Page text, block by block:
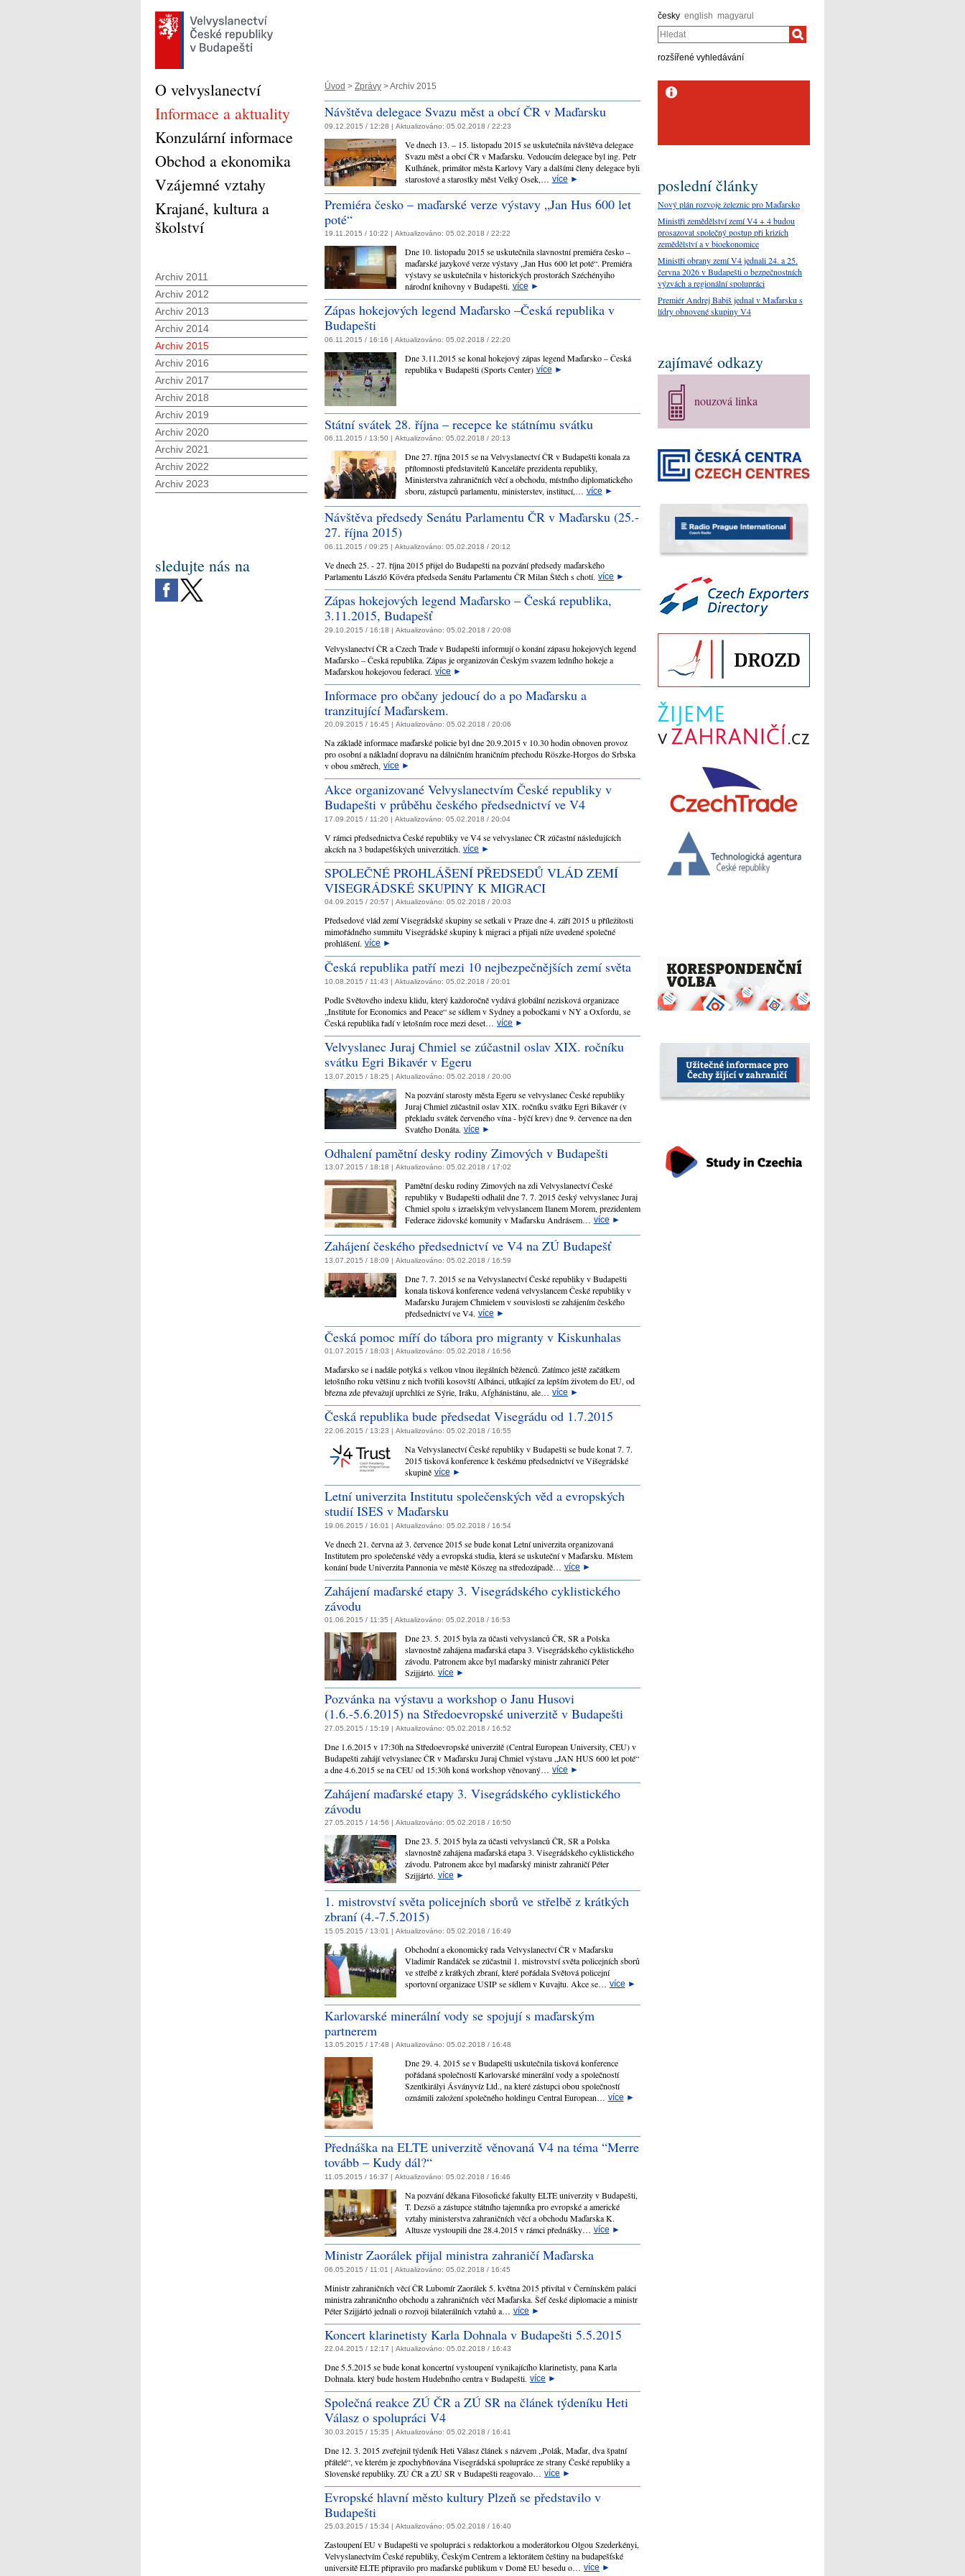
česky english magyarul
Hledat
rozšířené vyhledávání
Úvod > Zprávy > Archiv 2015
Návštěva delegace Svazu měst a obcí ČR v Maďarsku
09.12.2015 / 12:28 | Aktualizováno: 05.02.2018 / 22:23
Ve dnech 13. – 15. listopadu 2015 se uskutečnila návštěva delegace
Svazu měst a obcí ČR v Maďarsku. Vedoucím delegace byl ing. Petr
Kulhánek, primátor města Karlovy Vary a dalšími členy delegace byli
starostové a starostky měst Velký Osek,… více ►
Premiéra česko – maďarské verze výstavy „Jan Hus 600 let
poté“
19.11.2015 / 10:22 | Aktualizováno: 05.02.2018 / 22:22
Dne 10. listopadu 2015 se uskutečnila slavnostní premiéra česko –
maďarské jazykové verze výstavy „Jan Hus 600 let poté“. Premiéra
výstavy se uskutečnila v historických prostorách Széchényiho
národní knihovny v Budapešti. více ►
Zápas hokejových legend Maďarsko –Česká republika v
Budapešti
06.11.2015 / 16:16 | Aktualizováno: 05.02.2018 / 22:20
Dne 3.11.2015 se konal hokejový zápas legend Maďarsko – Česká
republika v Budapešti (Sports Center) více ►
Státní svátek 28. října – recepce ke státnímu svátku
06.11.2015 / 13:50 | Aktualizováno: 05.02.2018 / 20:13
Dne 27. října 2015 se na Velvyslanectví ČR v Budapešti konala za
přítomnosti představitelů Kanceláře prezidenta republiky,
Ministerstva zahraničních věcí a obchodu, místního diplomatického
sboru, zástupců parlamentu, ministerstev, institucí,… více ►
Návštěva předsedy Senátu Parlamentu ČR v Maďarsku (25.-
27. října 2015)
06.11.2015 / 09:25 | Aktualizováno: 05.02.2018 / 20:12
Ve dnech 25. - 27. října 2015 přijel do Budapešti na pozvání předsedy maďarského
Parlamentu László Kövéra předseda Senátu Parlamentu ČR Milan Štěch s chotí. více ►
Zápas hokejových legend Maďarsko – Česká republika,
3.11.2015, Budapešť
29.10.2015 / 16:18 | Aktualizováno: 05.02.2018 / 20:08
Velvyslanectví ČR a Czech Trade v Budapešti informují o konání zápasu hokejových legend
Maďarsko – Česká republika. Zápas je organizován Českým svazem ledního hokeje a
Maďarskou hokejovou federací. více ►
Informace pro občany jedoucí do a po Maďarsku a
tranzitující Maďarskem.
20.09.2015 / 16:45 | Aktualizováno: 05.02.2018 / 20:06
Na základě informace maďarské policie byl dne 20.9.2015 v 10.30 hodin obnoven provoz
pro osobní a nákladní dopravu na dálničním hraničním přechodu Röszke-Horgos do Srbska
v obou směrech, více ►
Akce organizované Velvyslanectvím České republiky v
Budapešti v průběhu českého předsednictví ve V4
17.09.2015 / 11:20 | Aktualizováno: 05.02.2018 / 20:04
V rámci předsednictva České republiky ve V4 se velvyslanec ČR zúčastní následujících
akcích na 3 budapešťských univerzitách. více ►
SPOLEČNÉ PROHLÁŠENÍ PŘEDSEDŮ VLÁD ZEMÍ
VISEGRÁDSKÉ SKUPINY K MIGRACI
04.09.2015 / 20:57 | Aktualizováno: 05.02.2018 / 20:03
Předsedové vlád zemí Visegrádské skupiny se setkali v Praze dne 4. září 2015 u příležitosti
mimořádného summitu Visegrádské skupiny k migraci a přijali níže uvedené společné
prohlášení. více ►
Česká republika patří mezi 10 nejbezpečnějších zemí světa
10.08.2015 / 11:43 | Aktualizováno: 05.02.2018 / 20:01
Podle Světového indexu klidu, který každoročně vydává globální nezisková organizace
„Institute for Economics and Peace“ se sídlem v Sydney a pobočkami v NY a Oxfordu, se
Česká republika řadí v letošním roce mezi deset… více ►
Velvyslanec Juraj Chmiel se zúčastnil oslav XIX. ročníku
svátku Egri Bikavér v Egeru
13.07.2015 / 18:25 | Aktualizováno: 05.02.2018 / 20:00
Na pozvání starosty města Egeru se velvyslanec České republiky
Juraj Chmiel zúčastnil oslav XIX. ročníku svátku Egri Bikavér (v
překladu svátek červeného vína - býčí krev) dne 9. července na den
Svatého Donáta. více ►
Odhalení pamětní desky rodiny Zimových v Budapešti
13.07.2015 / 18:18 | Aktualizováno: 05.02.2018 / 17:02
Pamětní desku rodiny Zimových na zdi Velvyslanectví České
republiky v Budapešti odhalil dne 7. 7. 2015 český velvyslanec Juraj
Chmiel spolu s izraelským velvyslancem Ilanem Morem, prezidentem
Federace židovské komunity v Maďarsku Andrásem… více ►
Zahájení českého předsednictví ve V4 na ZÚ Budapešť
13.07.2015 / 18:09 | Aktualizováno: 05.02.2018 / 16:59
Dne 7. 7. 2015 se na Velvyslanectví České republiky v Budapešti
konala tisková konference vedená velvyslancem České republiky v
Maďarsku Jurajem Chmielem v souvislosti se zahájením českého
předsednictví ve V4. více ►
Česká pomoc míří do tábora pro migranty v Kiskunhalas
01.07.2015 / 18:03 | Aktualizováno: 05.02.2018 / 16:56
Maďarsko se i nadále potýká s velkou vlnou ilegálních běženců. Zatímco ještě začátkem
letošního roku většinu z nich tvořili kosovští Albánci, utíkající za lepším životem do EU, od
března zde převažují uprchlíci ze Sýrie, Iráku, Afghánistánu, ale… více ►
Česká republika bude předsedat Visegrádu od 1.7.2015
22.06.2015 / 13:23 | Aktualizováno: 05.02.2018 / 16:55
Na Velvyslanectví České republiky v Budapešti se bude konat 7. 7.
2015 tisková konference k českému předsednictví ve Višegrádské
skupině více ►
Letní univerzita Institutu společenských věd a evropských
studií ISES v Maďarsku
19.06.2015 / 16:01 | Aktualizováno: 05.02.2018 / 16:54
Ve dnech 21. června až 3. července 2015 se bude konat Letní univerzita organizovaná
Institutem pro společenské vědy a evropská studia, která se uskuteční v Maďarsku. Místem
konání bude Univerzita Pannonia ve městě Köszeg na středozápadě… více ►
Zahájení maďarské etapy 3. Visegrádského cyklistického
závodu
01.06.2015 / 11:35 | Aktualizováno: 05.02.2018 / 16:53
Dne 23. 5. 2015 byla za účasti velvyslanců ČR, SR a Polska
slavnostně zahájena maďarská etapa 3. Visegrádského cyklistického
závodu. Patronem akce byl maďarský ministr zahraničí Péter
Szijjártó. více ►
Pozvánka na výstavu a workshop o Janu Husovi
(1.6.-5.6.2015) na Středoevropské univerzitě v Budapešti
27.05.2015 / 15:19 | Aktualizováno: 05.02.2018 / 16:52
Dne 1.6.2015 v 17:30h na Středoevropské univerzitě (Central European University, CEU) v
Budapešti zahájí velvyslanec ČR v Maďarsku Juraj Chmiel výstavu „JAN HUS 600 let poté“
a dne 4.6.2015 se na CEU od 15:30h koná workshop věnovaný… více ►
Zahájení maďarské etapy 3. Visegrádského cyklistického
závodu
27.05.2015 / 14:56 | Aktualizováno: 05.02.2018 / 16:50
Dne 23. 5. 2015 byla za účasti velvyslanců ČR, SR a Polska
slavnostně zahájena maďarská etapa 3. Visegrádského cyklistického
závodu. Patronem akce byl maďarský ministr zahraničí Péter
Szijjártó. více ►
1. mistrovství světa policejních sborů ve střelbě z krátkých
zbraní (4.-7.5.2015)
15.05.2015 / 13:01 | Aktualizováno: 05.02.2018 / 16:49
Obchodní a ekonomický rada Velvyslanectví ČR v Maďarsku
Vladimír Randáček se zúčastnil 1. mistrovství světa policejních sborů
ve střelbě z krátkých zbraní, které pořádala Světová policejní
sportovní organizace USIP se sídlem v Kuvajtu. Akce se… více ►
Karlovarské minerální vody se spojují s maďarským
partnerem
13.05.2015 / 17:48 | Aktualizováno: 05.02.2018 / 16:48
Dne 29. 4. 2015 se v Budapešti uskutečnila tisková konference
pořádaná společností Karlovarské minerální vody a společností
Szentkirályi Ásványvíz Ltd., na které zástupci obou společností
oznámili založení společného holdingu Central European… více ►
Přednáška na ELTE univerzitě věnovaná V4 na téma “Merre
tovább – Kudy dál?“
11.05.2015 / 16:37 | Aktualizováno: 05.02.2018 / 16:46
Na pozvání děkana Filosofické fakulty ELTE univerzity v Budapešti,
T. Dezsö a zástupce státního tajemníka pro evropské a americké
vztahy ministerstva zahraničních věcí a obchodu Maďarska K.
Altusze vystoupili dne 28.4.2015 v rámci přednášky… více ►
Ministr Zaorálek přijal ministra zahraničí Maďarska
06.05.2015 / 11:01 | Aktualizováno: 05.02.2018 / 16:45
Ministr zahraničních věcí ČR Lubomír Zaorálek 5. května 2015 přivítal v Černínském paláci
ministra zahraničního obchodu a zahraničních věcí Maďarska. Šéf české diplomacie a ministr
Péter Szijjártó jednali o rozvoji bilaterálních vztahů a… více ►
Koncert klarinetisty Karla Dohnala v Budapešti 5.5.2015
22.04.2015 / 12:17 | Aktualizováno: 05.02.2018 / 16:43
Dne 5.5.2015 se bude konat koncertní vystoupení vynikajícího klarinetisty, pana Karla
Dohnala. který bude hostem Hudebního centra v Budapešti. více ►
Společná reakce ZÚ ČR a ZÚ SR na článek týdeníku Heti
Válasz o spolupráci V4
30.03.2015 / 15:35 | Aktualizováno: 05.02.2018 / 16:41
Dne 12. 3. 2015 zveřejnil týdeník Heti Válasz článek s názvem „Polák, Maďar, dva špatní
přátelé“, ve kterém je zpochybňována Visegrádská spolupráce ze strany České republiky a
Slovenské republiky. ZÚ ČR a ZÚ SR v Budapešti reagovalo… více ►
Evropské hlavní město kultury Plzeň se představilo v
Budapešti
25.03.2015 / 15:34 | Aktualizováno: 05.02.2018 / 16:40
Zastoupení EU v Budapešti ve spolupráci s redaktorkou a moderátorkou Olgou Szederkényi,
Velvyslanectvím České republiky, Českým Centrem a lektorátem češtiny na budapešťské
universitě ELTE připravilo pro maďarské publikum v Domě EU besedu o… více ►
O velvyslanectví
Informace a aktuality
Konzulární informace
Obchod a ekonomika
Vzájemné vztahy
Krajané, kultura a
školství
Archiv 2011
Archiv 2012
Archiv 2013
Archiv 2014
Archiv 2015
Archiv 2016
Archiv 2017
Archiv 2018
Archiv 2019
Archiv 2020
Archiv 2021
Archiv 2022
Archiv 2023
sledujte nás na
poslední články
Nový plán rozvoje železnic pro Maďarsko
Ministři zemědělství zemí V4 + 4 budou
prosazovat společný postup při krizích
zemědělství a v bioekonomice
Ministři obrany zemí V4 jednali 24. a 25.
června 2026 v Budapešti o bezpečnostních
výzvách a regionální spolupráci
Premiér Andrej Babiš jednal v Maďarsku s
lídry obnovené skupiny V4
zajímavé odkazy
nouzová linka